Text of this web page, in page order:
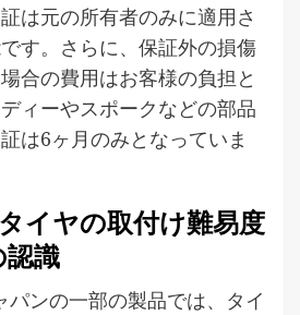
は元の所有者のみに適用さ
す。さらに、保証外の損傷
合の費用はお客様の負担と
ィーやスポークなどの部品
は6ヶ月のみとなっていま
イヤの取付け難易度
識
ンの一部の製品では、タイ